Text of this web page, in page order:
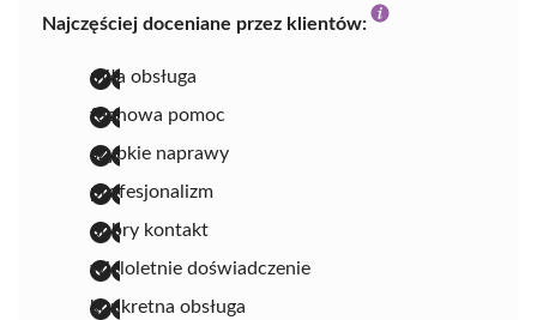
Najczęściej doceniane przez klientów:
miła obsługa
fachowa pomoc
szybkie naprawy
profesjonalizm
dobry kontakt
wieloletnie doświadczenie
konkretna obsługa